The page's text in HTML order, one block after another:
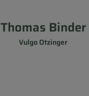
Thomas Binder
Vulgo Otzinger